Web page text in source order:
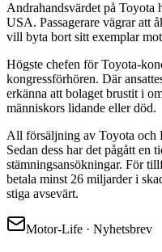
Andrahandsvärdet på Toyota
USA. Passagerare vägrar att
vill byta bort sitt exemplar
Högste chefen för Toyota-
kongressförhören. Där
erkänna att bolaget brustit i
människors lidande eller död.
All försäljning av Toyota och
Sedan dess har det pågått en
stämningsansökningar. För
betala minst 26 miljarder i
stiga avsevärt.
Motor-Life · Nyhetsbrev